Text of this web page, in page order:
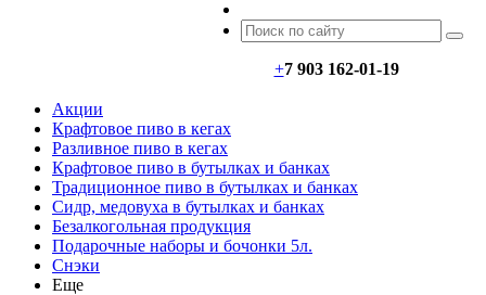
+7 903 162-01-19
Акции
Крафтовое пиво в кегах
Разливное пиво в кегах
Крафтовое пиво в бутылках и банках
Традиционное пиво в бутылках и банках
Сидр, медовуха в бутылках и банках
Безалкогольная продукция
Подарочные наборы и бочонки 5л.
Снэки
Еще